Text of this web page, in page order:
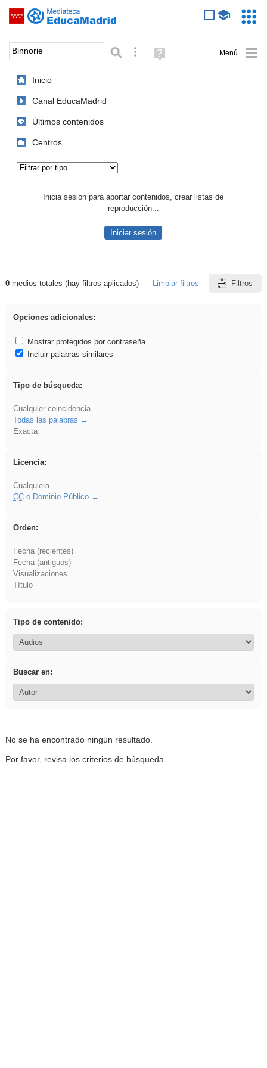
Saltar navegación
Palabra o frase: Búsqueda avanzada
Ayuda
(en
Inicio
Canal EducaMadrid
Últimos contenidos
Centros
Inicia sesión para aportar contenidos, crear listas de
reproducción...
Iniciar sesión
Resultados de: Binnorie
0medios totales (hay filtros aplicados) Limpiar filtros Filtros
Opciones adicionales:
Mostrar protegidos por contraseña
Incluir palabras similares
Tipo de búsqueda:
Cualquier coincidencia
Todas las palabras
Exacta
Licencia:
Cualquiera
CCo Dominio Público
Orden:
Fecha (recientes)
Fecha (antiguos)
Visualizaciones
Título
Tipo de contenido:
Buscar en:
No se ha encontrado ningún resultado.
Por favor, revisa los criterios de búsqueda.